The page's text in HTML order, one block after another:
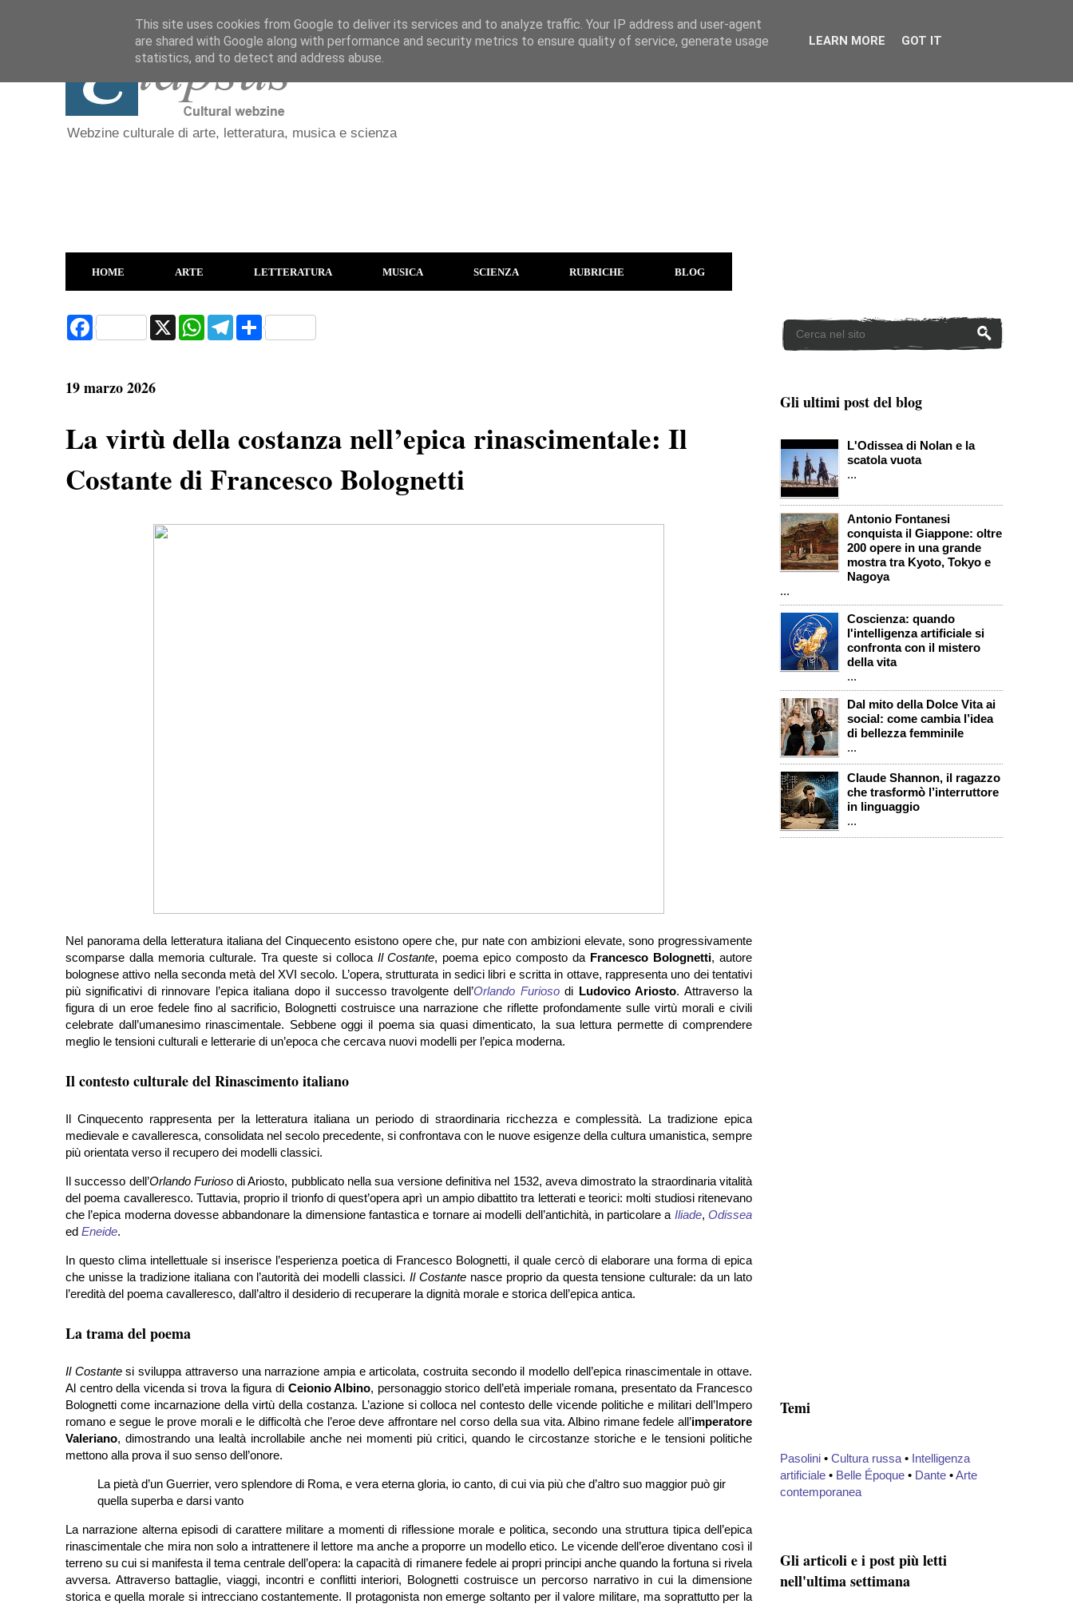
Webzine culturale di arte, letteratura, musica e scienza
HOME ARTE LETTERATURA MUSICA SCIENZA RUBRICHE BLOG
F
a
o
o
X
W
T
S
h
19 marzo 2026
La virtù della costanza nell’epica rinascimentale: Il
Costante di Francesco Bolognetti
Nel panorama della letteratura italiana del Cinquecento esistono opere che, pur nate con ambizioni elevate, sono progressivamente
scomparse dalla memoria culturale. Tra queste si colloca Il Costante, poema epico composto da Francesco Bolognetti, autore
bolognese attivo nella seconda metà del XVI secolo. L’opera, strutturata in sedici libri e scritta in ottave, rappresenta uno dei tentativi
più significativi di rinnovare l’epica italiana dopo il successo travolgente dell’Orlando Furiosodi Ludovico Ariosto. Attraverso la
figura di un eroe fedele fino al sacrificio, Bolognetti costruisce una narrazione che riflette profondamente sulle virtù morali e civili
celebrate dall’umanesimo rinascimentale. Sebbene oggi il poema sia quasi dimenticato, la sua lettura permette di comprendere
meglio le tensioni culturali e letterarie di un’epoca che cercava nuovi modelli per l’epica moderna.
Il contesto culturale del Rinascimento italiano
Il Cinquecento rappresenta per la letteratura italiana un periodo di straordinaria ricchezza e complessità. La tradizione epica
medievale e cavalleresca, consolidata nel secolo precedente, si confrontava con le nuove esigenze della cultura umanistica, sempre
più orientata verso il recupero dei modelli classici.
Il successo dell’Orlando Furiosodi Ariosto, pubblicato nella sua versione definitiva nel 1532, aveva dimostrato la straordinaria vitalità
del poema cavalleresco. Tuttavia, proprio il trionfo di quest’opera aprì un ampio dibattito tra letterati e teorici: molti studiosi ritenevano
che l’epica moderna dovesse abbandonare la dimensione fantastica e tornare ai modelli dell’antichità, in particolare a Iliade,Odissea
ed Eneide.
In questo clima intellettuale si inserisce l’esperienza poetica di Francesco Bolognetti, il quale cercò di elaborare una forma di epica
che unisse la tradizione italiana con l’autorità dei modelli classici. Il Costante nasce proprio da questa tensione culturale: da un lato
l’eredità del poema cavalleresco, dall’altro il desiderio di recuperare la dignità morale e storica dell’epica antica.
La trama del poema
Il Costantesi sviluppa attraverso una narrazione ampia e articolata, costruita secondo il modello dell’epica rinascimentale in ottave.
Al centro della vicenda si trova la figura di Ceionio Albino, personaggio storico dell’età imperiale romana, presentato da Francesco
Bolognetti come incarnazione della virtù della costanza. L’azione si colloca nel contesto delle vicende politiche e militari dell’Impero
romano e segue le prove morali e le difficoltà che l’eroe deve affrontare nel corso della sua vita. Albino rimane fedele all’imperatore
Valeriano, dimostrando una lealtà incrollabile anche nei momenti più critici, quando le circostanze storiche e le tensioni politiche
mettono alla prova il suo senso dell’onore.
La pietà d’un Guerrier, vero splendore di Roma, e vera eterna gloria, io canto, di cui via più che d’altro suo maggior può gir
quella superba e darsi vanto
La narrazione alterna episodi di carattere militare a momenti di riflessione morale e politica, secondo una struttura tipica dell’epica
rinascimentale che mira non solo a intrattenere il lettore ma anche a proporre un modello etico. Le vicende dell’eroe diventano così il
terreno su cui si manifesta il tema centrale dell’opera: la capacità di rimanere fedele ai propri principi anche quando la fortuna si rivela
avversa. Attraverso battaglie, viaggi, incontri e conflitti interiori, Bolognetti costruisce un percorso narrativo in cui la dimensione
storica e quella morale si intrecciano costantemente. Il protagonista non emerge soltanto per il valore militare, ma soprattutto per la
Gli ultimi post del blog
L'Odissea di Nolan e la
scatola vuota
...
Antonio Fontanesi
conquista il Giappone: oltre
200 opere in una grande
mostra tra Kyoto, Tokyo e
Nagoya
...
Coscienza: quando
l'intelligenza artificiale si
confronta con il mistero
della vita
...
Dal mito della Dolce Vita ai
social: come cambia l’idea
di bellezza femminile
...
Claude Shannon, il ragazzo
che trasformò l’interruttore
in linguaggio
...
Temi
Pasolini • Cultura russa • Intelligenza
artificiale • Belle Époque • Dante •Arte
contemporanea
Gli articoli e i post più letti
nell'ultima settimana
This site uses cookies from Google to deliver its services and to analyze traffic. Your IP address and user-agent
are shared with Google along with performance and security metrics to ensure quality of service, generate usage
statistics, and to detect and address abuse.
LEARN MORE GOT IT